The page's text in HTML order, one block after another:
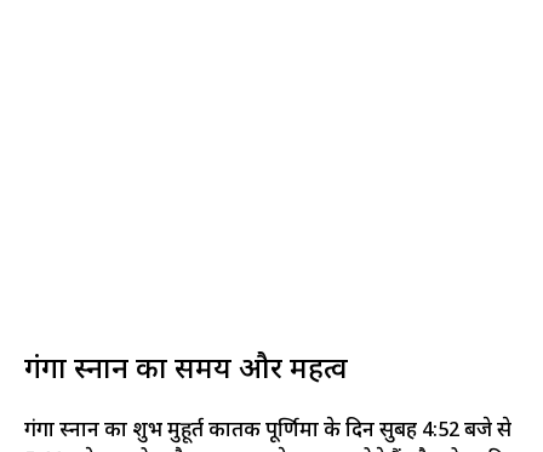
गंगा स्नान का समय और महत्व
गंगा स्नान का शुभ मुहूर्त कार्तिक पूर्णिमा के दिन सुबह 4:52 बजे से